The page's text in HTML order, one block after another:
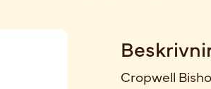
Cropwell